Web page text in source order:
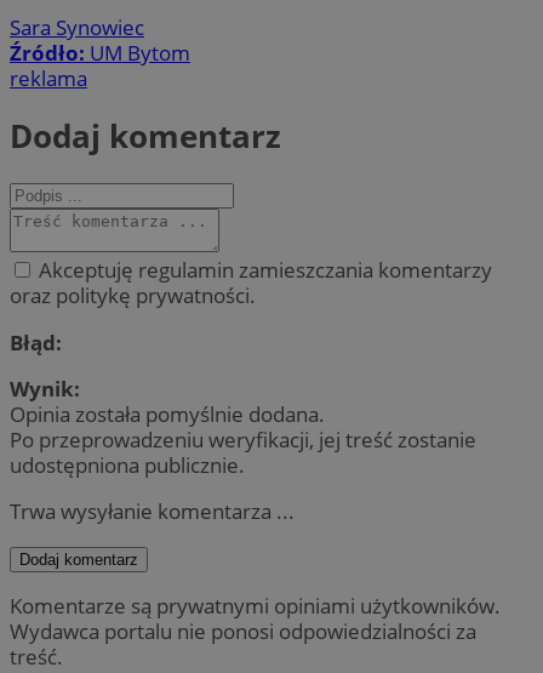
Sara Synowiec
Źródło: UM Bytom
reklama
Dodaj komentarz
Akceptuję regulamin zamieszczania komentarzy
oraz politykę prywatności.
Błąd:
Wynik:
Opinia została pomyślnie dodana.
Po przeprowadzeniu weryfikacji, jej treść zostanie
udostępniona publicznie.
Trwa wysyłanie komentarza ...
Dodaj komentarz
Komentarze są prywatnymi opiniami użytkowników.
Wydawca portalu nie ponosi odpowiedzialności za
treść.